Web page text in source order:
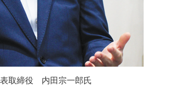
取締役 内田宗一郎氏